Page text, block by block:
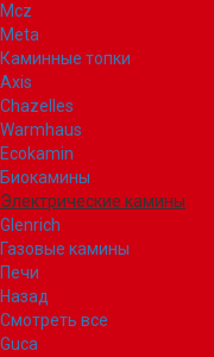
Mcz
Meta
Каминные топки
Axis
Chazelles
Warmhaus
Ecokamin
Биокамины
Электрические камины
Glenrich
Газовые камины
Печи
Назад
Смотреть все
Guca